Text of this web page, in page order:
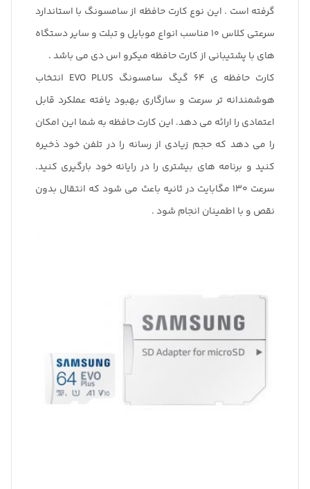
گرفته است . این نوع کارت حافظه از سامسونگ با استاندارد
سرعتی کلاس 10 مناسب انواع موبایل و تبلت و سایر دستگاه
های با پشتیبانی از کارت حافظه میکرو اس دی می باشد .
کارت حافظه ی 64 گیگ سامسونگ EVO PLUS انتخاب
هوشمندانه تر سرعت و سازگاری بهبود یافته عملکرد قابل
اعتمادی را ارائه می دهد. این کارت حافظه به شما این امکان
را می دهد که حجم زیادی از رسانه را در تلفن خود ذخیره
کنید و برنامه های بیشتری را در رایانه خود بارگیری کنید.
سرعت 130 مگابایت در ثانیه باعث می شود که انتقال بدون
نقص و با اطمینان انجام شود .